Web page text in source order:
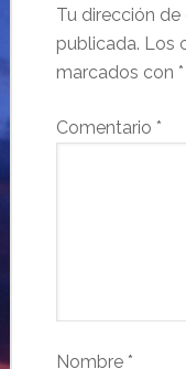
Tu dirección
publicada. Los
marcados con *
Comentario *
Nombre *